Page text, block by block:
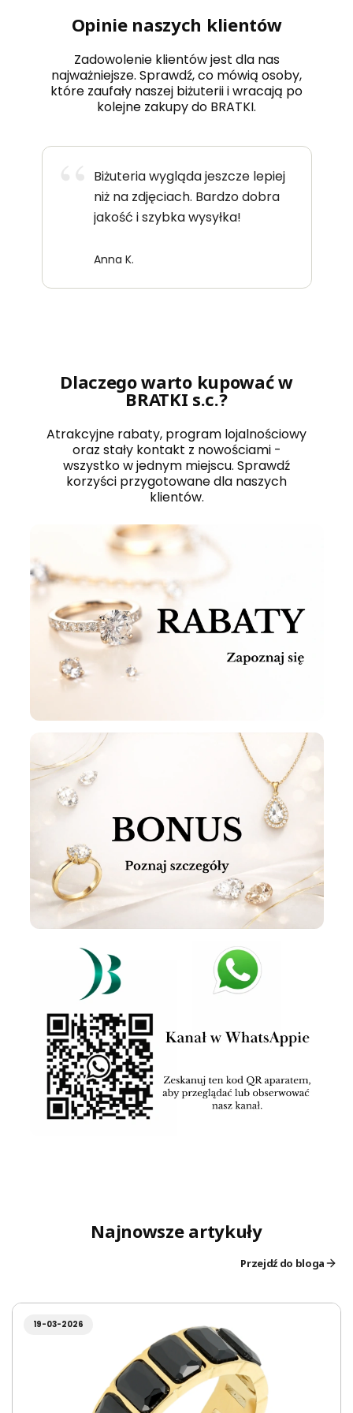
Opinie naszych klientów
Zadowolenie klientów jest dla nas
najważniejsze. Sprawdź, co mówią osoby,
które zaufały naszej biżuterii i wracają po
kolejne zakupy do BRATKI.
Biżuteria wygląda jeszcze lepiej
niż na zdjęciach. Bardzo dobra
jakość i szybka wysyłka!
Anna K.
Dlaczego warto kupować w
BRATKI s.c.?
Atrakcyjne rabaty, program lojalnościowy
oraz stały kontakt z nowościami -
wszystko w jednym miejscu. Sprawdź
korzyści przygotowane dla naszych
klientów.
Najnowsze artykuły
Przejdź do bloga
19-03-2026